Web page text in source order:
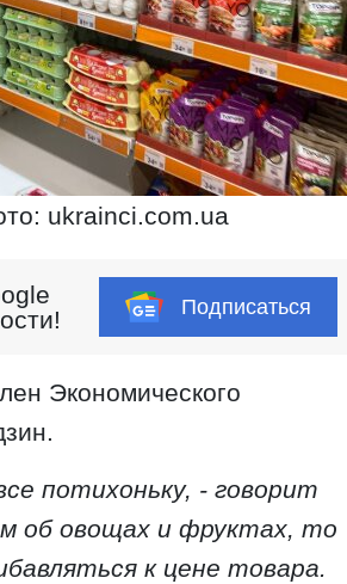
ukrainci.com.ua
Подписаться
Экономического
потихоньку, - говорит
об овощах и фруктах, то
к цене товара.